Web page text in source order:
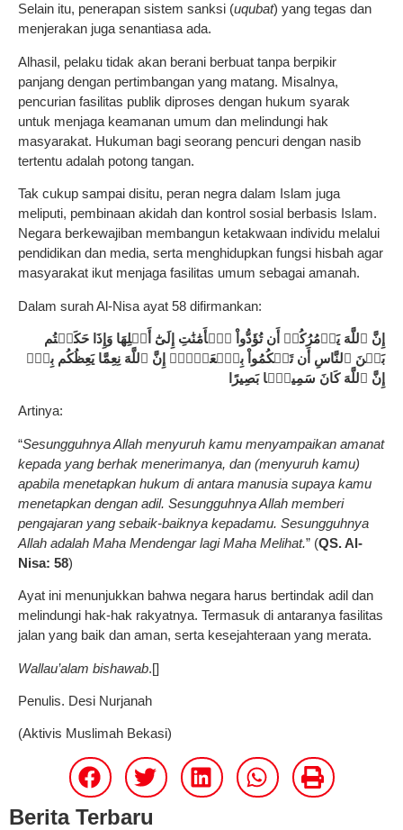
Selain itu, penerapan sistem sanksi (uqubat) yang tegas dan
menjerakan juga senantiasa ada.
Alhasil, pelaku tidak akan berani berbuat tanpa berpikir
panjang dengan pertimbangan yang matang. Misalnya,
pencurian fasilitas publik diproses dengan hukum syarak
untuk menjaga keamanan umum dan melindungi hak
masyarakat. Hukuman bagi seorang pencuri dengan nasib
tertentu adalah potong tangan.
Tak cukup sampai disitu, peran negra dalam Islam juga
meliputi, pembinaan akidah dan kontrol sosial berbasis Islam.
Negara berkewajiban membangun ketakwaan individu melalui
pendidikan dan media, serta menghidupkan fungsi hisbah agar
masyarakat ikut menjaga fasilitas umum sebagai amanah.
Dalam surah Al-Nisa ayat 58 difirmankan:
إِنَّ ٱللَّهَ يَأۡمُرُكُمۡ أَن تُؤَدُّواْ ٱلۡأَمَٰنَٰتِ إِلَىٰٓ أَهۡلِهَا وَإِذَا حَكَمۡتُم
بَيۡنَ ٱلنَّاسِ أَن تَحۡكُمُواْ بِٱلۡعَدۡلِۚ إِنَّ ٱللَّهَ نِعِمَّا يَعِظُكُم بِهِۗ
إِنَّ ٱللَّهَ كَانَ سَمِيعًۢا بَصِيرًا
Artinya:
“Sesungguhnya Allah menyuruh kamu menyampaikan amanat
kepada yang berhak menerimanya, dan (menyuruh kamu)
apabila menetapkan hukum di antara manusia supaya kamu
menetapkan dengan adil. Sesungguhnya Allah memberi
pengajaran yang sebaik-baiknya kepadamu. Sesungguhnya
Allah adalah Maha Mendengar lagi Maha Melihat.” (QS. Al-
Nisa: 58)
Ayat ini menunjukkan bahwa negara harus bertindak adil dan
melindungi hak-hak rakyatnya. Termasuk di antaranya fasilitas
jalan yang baik dan aman, serta kesejahteraan yang merata.
Wallau’alam bishawab.[]
Penulis. Desi Nurjanah
(Aktivis Muslimah Bekasi)
Berita Terbaru